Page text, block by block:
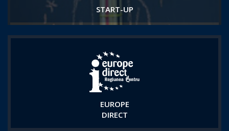
START-UP
EUROPE
DIRECT